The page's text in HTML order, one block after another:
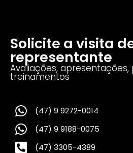
Solicite a visita
representante
Avaliações, apresentações,
treinamentos
(47) 9 9272-0014
(47) 9 9188-0075
(47) 3305-4389